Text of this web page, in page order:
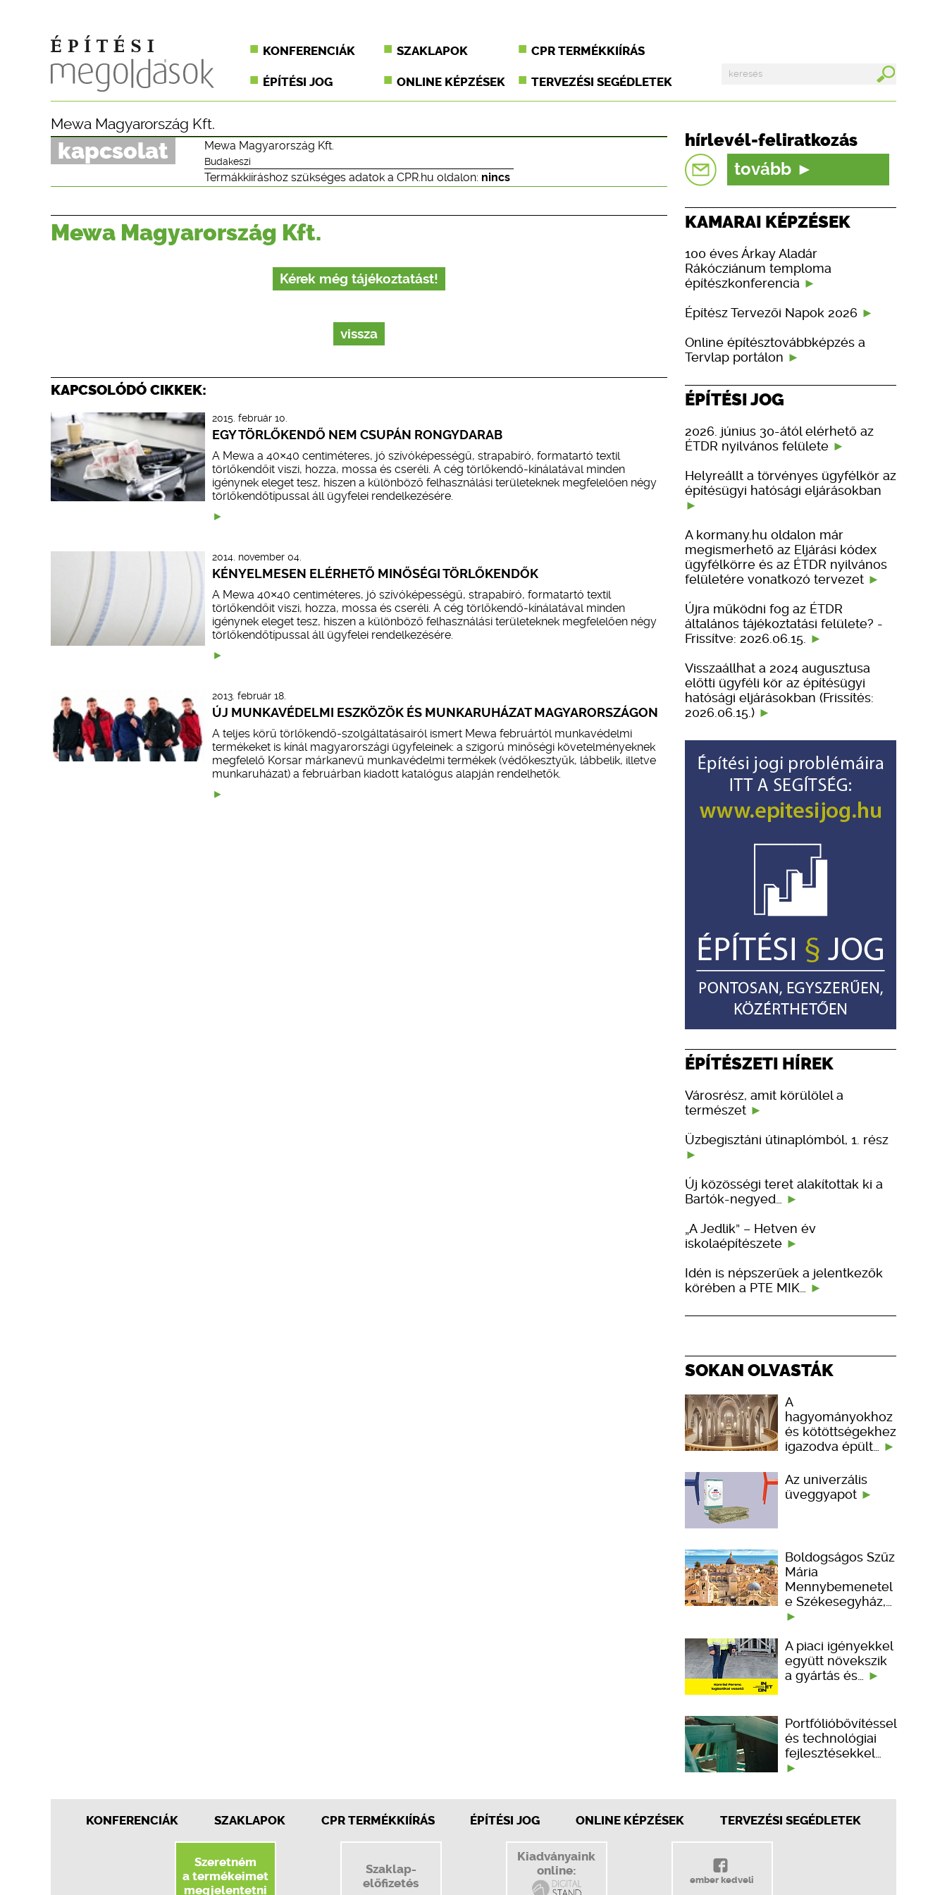
KONFERENCIÁK SZAKLAPOK CPR TERMÉKKIÍRÁS
ÉPÍTÉSI JOG ONLINE KÉPZÉSEK TERVEZÉSI SEGÉDLETEK
Mewa Magyarország Kft.
kapcsolat Mewa Magyarország Kft.
Budakeszi
Termákkiíráshoz szükséges adatok a CPR.hu oldalon: nincs
Mewa Magyarország Kft.
Kérek még tájékoztatást!
vissza
KAPCSOLÓDÓ CIKKEK:
2015. február 10.
EGY TÖRLŐKENDŐ NEM CSUPÁN RONGYDARAB
A Mewa a 40×40 centiméteres, jó szívóképességű, strapabíró, formatartó textil
törlőkendőit viszi, hozza, mossa és cseréli. A cég törlőkendő-kínálatával minden
igénynek eleget tesz, hiszen a különböző felhasználási területeknek megfelelően négy
törlőkendőtípussal áll ügyfelei rendelkezésére.
2014. november 04.
KÉNYELMESEN ELÉRHETŐ MINŐSÉGI TÖRLŐKENDŐK
A Mewa 40×40 centiméteres, jó szívóképességű, strapabíró, formatartó textil
törlőkendőit viszi, hozza, mossa és cseréli. A cég törlőkendő-kínálatával minden
igénynek eleget tesz, hiszen a különböző felhasználási területeknek megfelelően négy
törlőkendőtípussal áll ügyfelei rendelkezésére.
2013. február 18.
ÚJ MUNKAVÉDELMI ESZKÖZÖK ÉS MUNKARUHÁZAT MAGYARORSZÁGON
A teljes körű törlőkendő-szolgáltatásairól ismert Mewa februártól munkavédelmi
termékeket is kínál magyarországi ügyfeleinek: a szigorú minőségi követelményeknek
megfelelő Korsar márkanevű munkavédelmi termékek (védőkesztyűk, lábbelik, illetve
munkaruházat) a februárban kiadott katalógus alapján rendelhetők.
hírlevél-feliratkozás
tovább
KAMARAI KÉPZÉSEK
100 éves Árkay Aladár
Rákócziánum temploma
építészkonferencia
Építész Tervezői Napok 2026
Online építésztovábbképzés a
Tervlap portálon
ÉPÍTÉSI JOG
2026. június 30-ától elérhető az
ÉTDR nyilvános felülete
Helyreállt a törvényes ügyfélkör az
építésügyi hatósági eljárásokban
A kormany.hu oldalon már
megismerhető az Eljárási kódex
ügyfélkörre és az ÉTDR nyilvános
felületére vonatkozó tervezet
Újra működni fog az ÉTDR
általános tájékoztatási felülete? -
Frissítve: 2026.06.15.
Visszaállhat a 2024 augusztusa
előtti ügyféli kör az építésügyi
hatósági eljárásokban (Frissítés:
2026.06.15.)
ÉPÍTÉSZETI HÍREK
Városrész, amit körülölel a
természet
Üzbegisztáni útinaplómból, 1. rész
Új közösségi teret alakítottak ki a
Bartók-negyed…
„A Jedlik” – Hetven év
iskolaépítészete
Idén is népszerűek a jelentkezők
körében a PTE MIK…
SOKAN OLVASTÁK
A
hagyományokhoz
és kötöttségekhez
igazodva épült…
Az univerzális
üveggyapot
Boldogságos Szűz
Mária
Mennybemenetel
e Székesegyház,…
A piaci igényekkel
együtt növekszik
a gyártás és…
Portfólióbővítéssel
és technológiai
fejlesztésekkel…
KONFERENCIÁK SZAKLAPOK CPR TERMÉKKIÍRÁS ÉPÍTÉSI JOG ONLINE KÉPZÉSEK TERVEZÉSI SEGÉDLETEK
Szeretném
a termékeimet
megjelentetni
Szaklap-
előfizetés
Kiadványaink
online:
ember kedveli